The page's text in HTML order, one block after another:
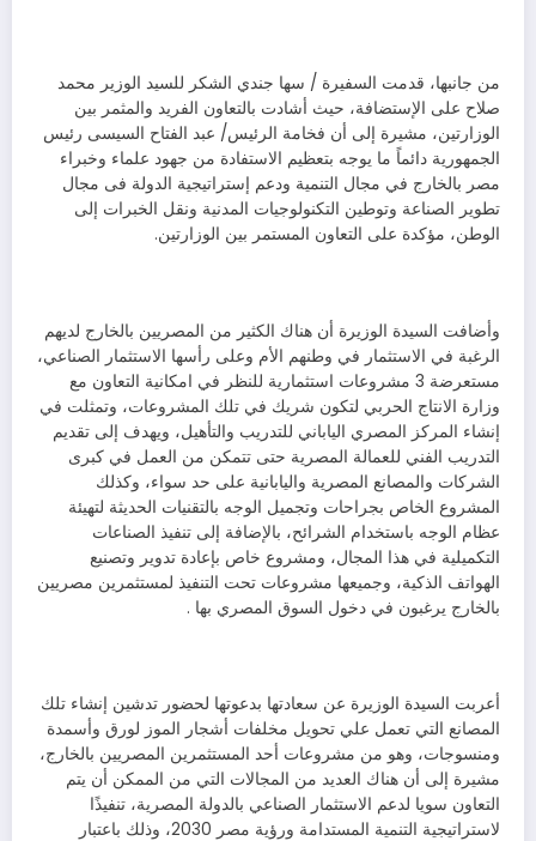
من جانبها، قدمت السفيرة / سها جندي الشكر للسيد الوزير محمد
صلاح على الإستضافة، حيث أشادت بالتعاون الفريد والمثمر بين
الوزارتين، مشيرة إلى أن فخامة الرئيس/ عبد الفتاح السيسى رئيس
الجمهورية دائماً ما يوجه بتعظيم الاستفادة من جهود علماء وخبراء
مصر بالخارج في مجال التنمية ودعم إستراتيجية الدولة فى مجال
تطوير الصناعة وتوطين التكنولوجيات المدنية ونقل الخبرات إلى
الوطن، مؤكدة على التعاون المستمر بين الوزارتين.
وأضافت السيدة الوزيرة أن هناك الكثير من المصريين بالخارج لديهم
الرغبة في الاستثمار في وطنهم الأم وعلى رأسها الاستثمار الصناعي،
مستعرضة 3 مشروعات استثمارية للنظر في امكانية التعاون مع
وزارة الانتاج الحربي لتكون شريك في تلك المشروعات، وتمثلت في
إنشاء المركز المصري الياباني للتدريب والتأهيل، ويهدف إلى تقديم
التدريب الفني للعمالة المصرية حتى تتمكن من العمل في كبرى
الشركات والمصانع المصرية واليابانية على حد سواء، وكذلك
المشروع الخاص بجراحات وتجميل الوجه بالتقنيات الحديثة لتهيئة
عظام الوجه باستخدام الشرائح، بالإضافة إلى تنفيذ الصناعات
التكميلية في هذا المجال، ومشروع خاص بإعادة تدوير وتصنيع
الهواتف الذكية، وجميعها مشروعات تحت التنفيذ لمستثمرين مصريين
بالخارج يرغبون في دخول السوق المصري بها .
أعربت السيدة الوزيرة عن سعادتها بدعوتها لحضور تدشين إنشاء تلك
المصانع التي تعمل علي تحويل مخلفات أشجار الموز لورق وأسمدة
ومنسوجات، وهو من مشروعات أحد المستثمرين المصريين بالخارج،
مشيرة إلى أن هناك العديد من المجالات التي من الممكن أن يتم
التعاون سويا لدعم الاستثمار الصناعي بالدولة المصرية، تنفيذًا
لاستراتيجية التنمية المستدامة ورؤية مصر 2030، وذلك باعتبار